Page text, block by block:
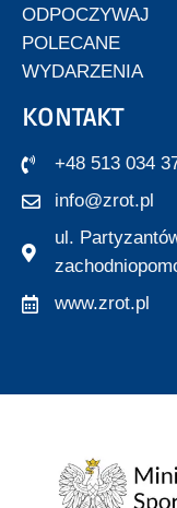
ODPOCZYWAJ
POLECANE
WYDARZENIA
KONTAKT
+48 513 034
info@zrot.pl
ul.
www.zrot.pl